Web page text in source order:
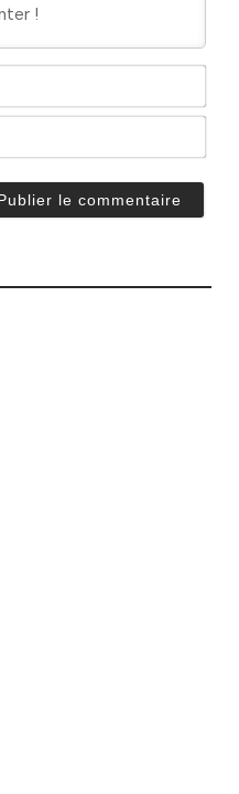
m
E